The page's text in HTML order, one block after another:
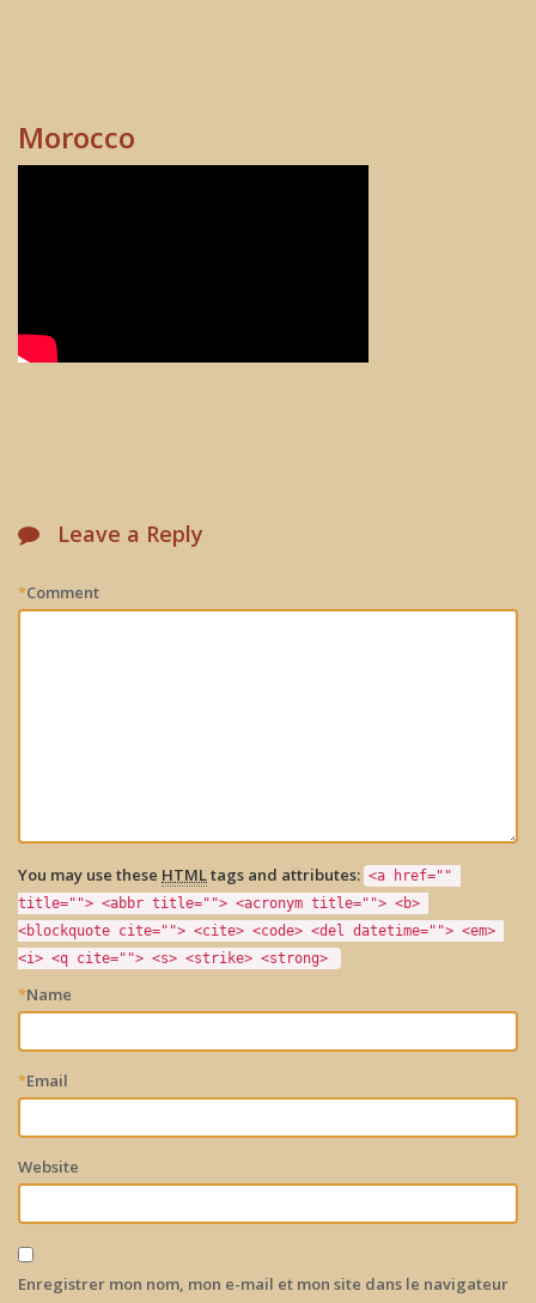
Morocco
Leave a Reply
*Comment
You may use these HTMLtags and attributes: <a href=""
title=""> <abbr title=""> <acronym title=""> <b>
<blockquote cite=""> <cite> <code> <del datetime=""> <em>
<i> <q cite=""> <s> <strike> <strong>
*Name
*Email
Website
Enregistrer mon nom, mon e-mail et mon site dans le navigateur